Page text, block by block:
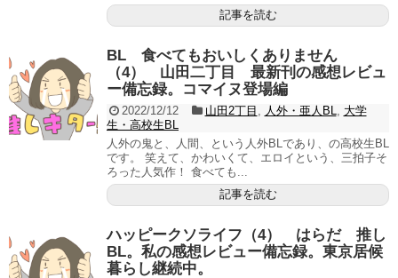
記事を読む
BL 食べてもおいしくありません
（4） 山田二丁目 最新刊の感想レビュ
ー備忘録。コマイヌ登場編
2022/12/12 山田2丁目 人外・亜人BL
大学
生・高校生BL
人外の鬼と、人間、という人外BLであり、の高校生BL
です。 笑えて、かわいくて、エロイという、三拍子そ
ろった人気作！ 食べても...
記事を読む
ハッピークソライフ（4） はらだ 推し
BL。私の感想レビュー備忘録。東京居候
暮らし継続中。